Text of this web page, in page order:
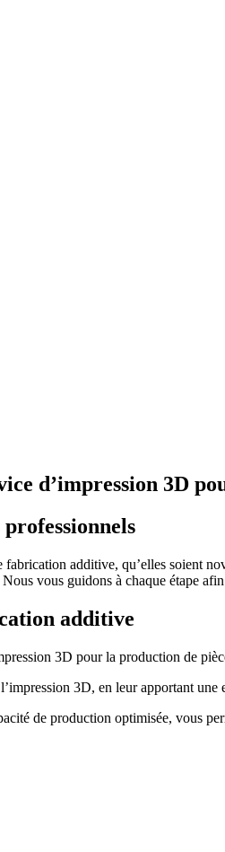
d’impression 3D
additive, qu’elles soient
vous guidons à chaque étape
additive
3D pour la production de
3D, en leur apportant
de production optimisée, vous